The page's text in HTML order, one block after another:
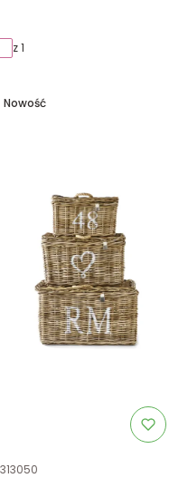
z 1
Nowość
Kod produktu
313050